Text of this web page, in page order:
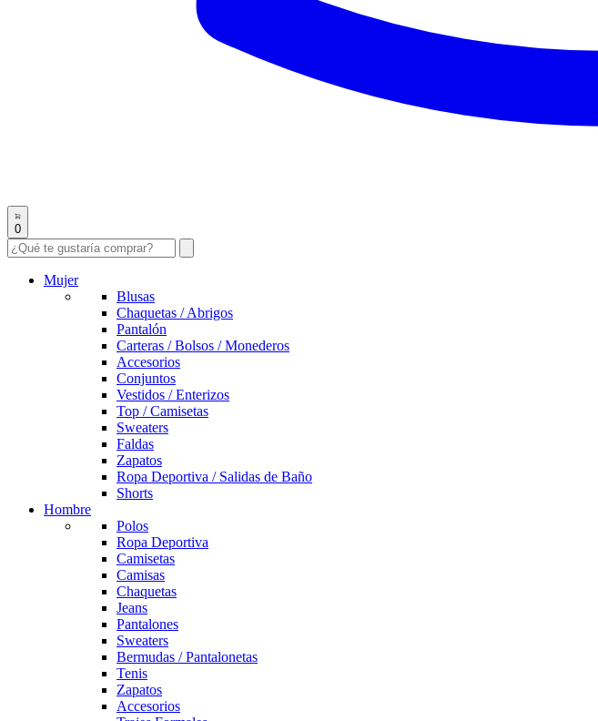
0
Mujer
Blusas
Chaquetas / Abrigos
Pantalón
Carteras / Bolsos / Monederos
Accesorios
Conjuntos
Vestidos / Enterizos
Top / Camisetas
Sweaters
Faldas
Zapatos
Ropa Deportiva / Salidas de Baño
Shorts
Hombre
Polos
Ropa Deportiva
Camisetas
Camisas
Chaquetas
Jeans
Pantalones
Sweaters
Bermudas / Pantalonetas
Tenis
Zapatos
Accesorios